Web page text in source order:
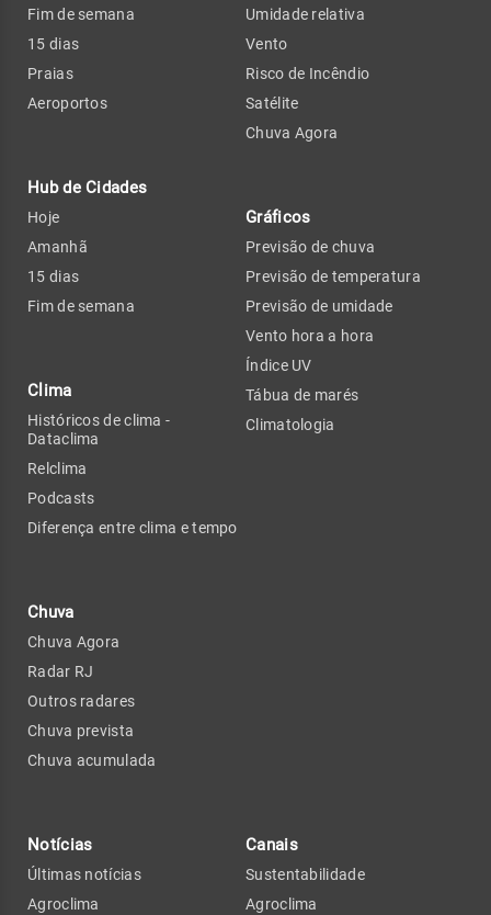
Fim de semana
15 dias
Praias
Aeroportos
Hub de Cidades
Hoje
Amanhã
15 dias
Fim de semana
Clima
Históricos de clima -
Dataclima
Relclima
Podcasts
Diferença entre clima e tempo
Chuva
Chuva Agora
Radar RJ
Outros radares
Chuva prevista
Chuva acumulada
Umidade relativa
Vento
Risco de Incêndio
Satélite
Chuva Agora
Gráficos
Previsão de chuva
Previsão de temperatura
Previsão de umidade
Vento hora a hora
Índice UV
Tábua de marés
Climatologia
Notícias
Últimas notícias
Agroclima
Canais
Sustentabilidade
Agroclima